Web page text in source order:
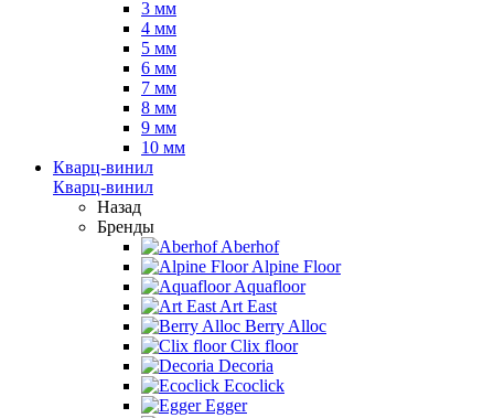
3 мм
4 мм
5 мм
6 мм
7 мм
8 мм
9 мм
10 мм
Кварц-винил
Кварц-винил
Назад
Бренды
Aberhof
Alpine Floor
Aquafloor
Art East
Berry Alloc
Clix floor
Decoria
Ecoclick
Egger